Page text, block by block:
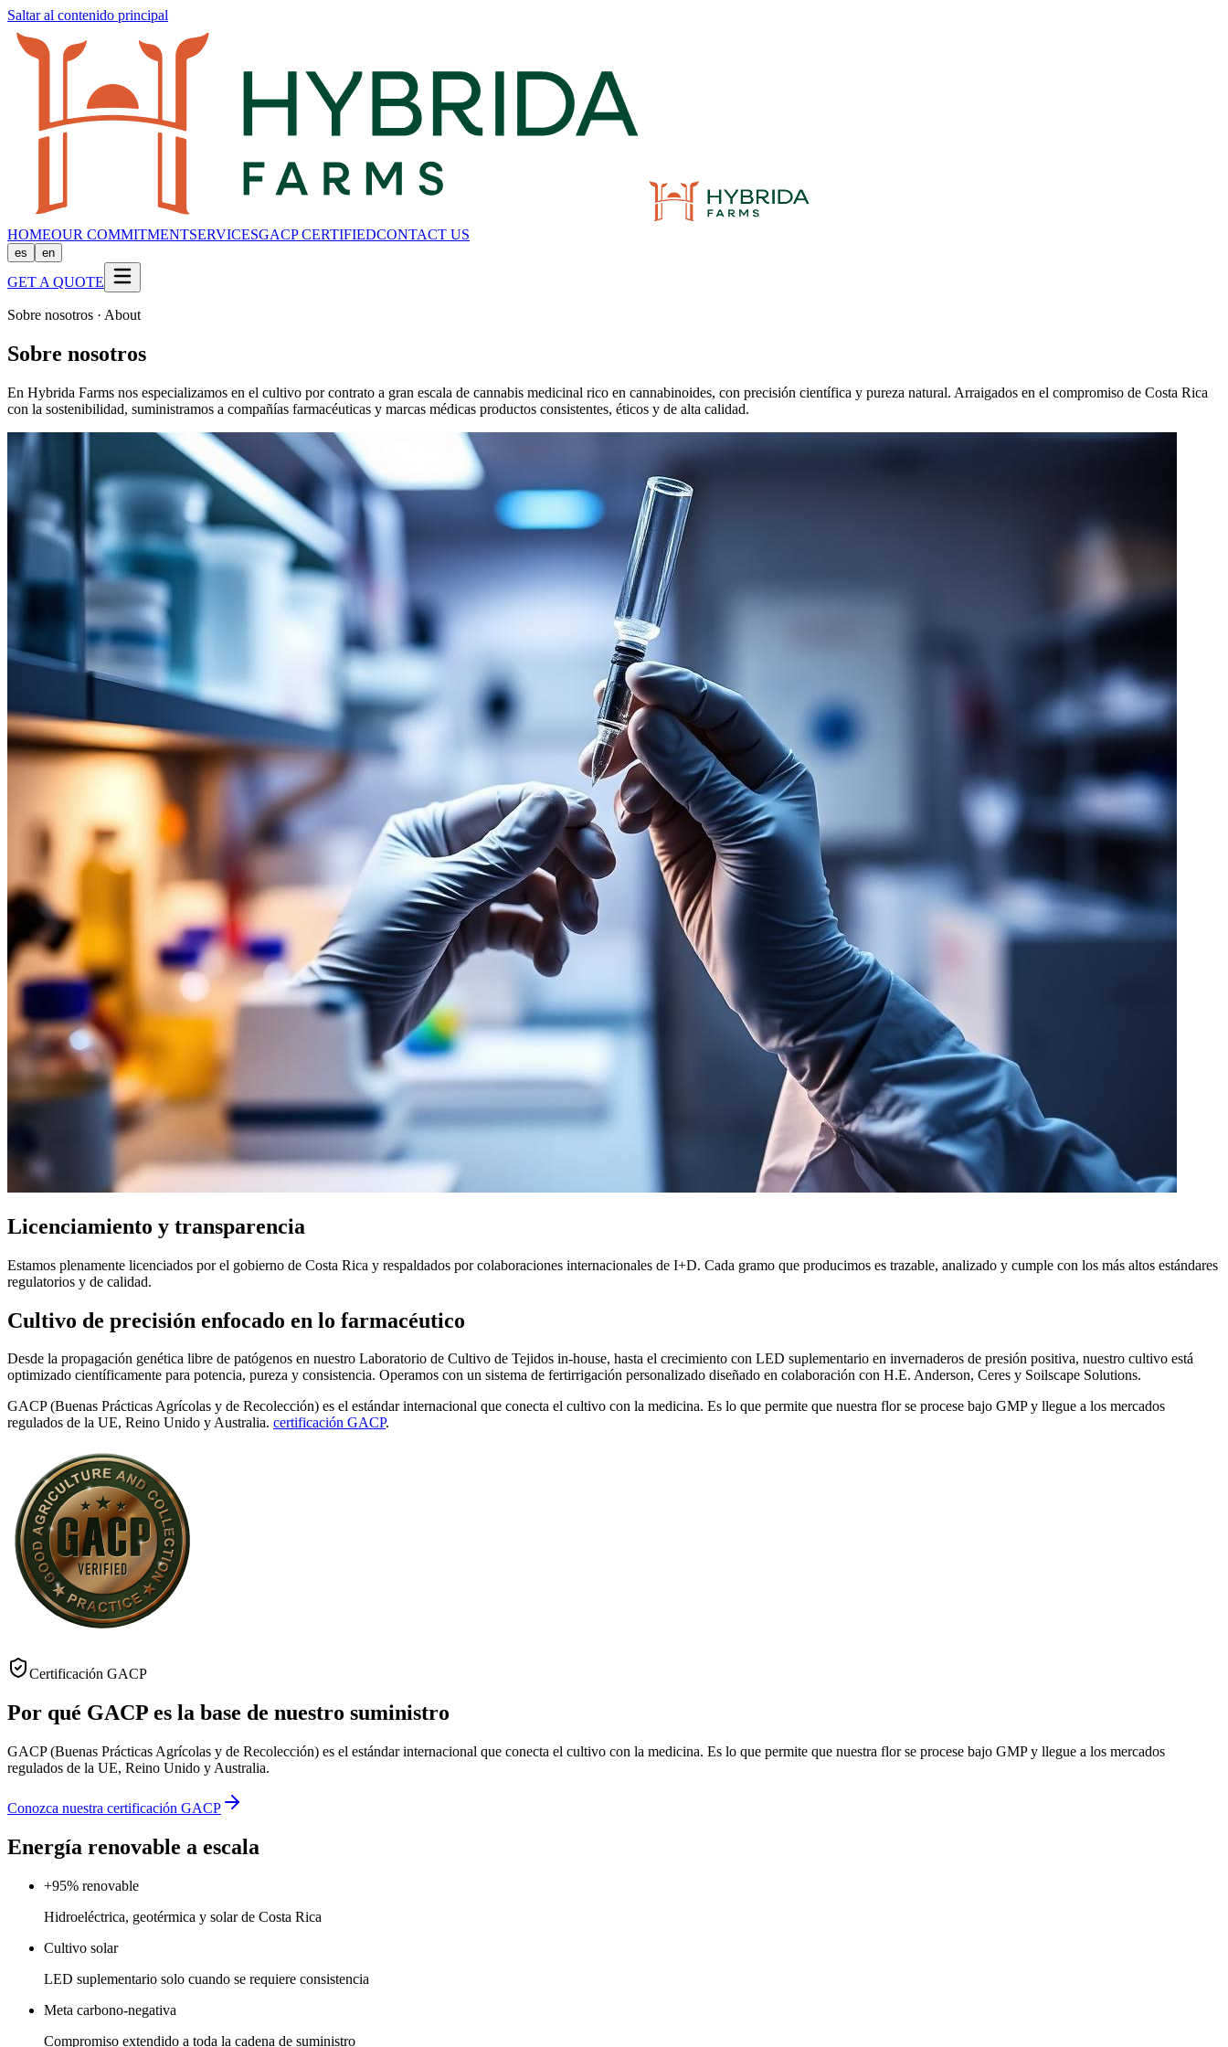
Saltar al contenido principal
HOMEOUR COMMITMENTSERVICESGACP CERTIFIEDCONTACT US
es en
GET A QUOTE
Sobre nosotros · About
Sobre nosotros
En Hybrida Farms nos especializamos en el cultivo por contrato a gran escala de cannabis medicinal rico en cannabinoides, con precisión científica y pureza natural. Arraigados en el compromiso de Costa Rica
con la sostenibilidad, suministramos a compañías farmacéuticas y marcas médicas productos consistentes, éticos y de alta calidad.
Licenciamiento y transparencia
Estamos plenamente licenciados por el gobierno de Costa Rica y respaldados por colaboraciones internacionales de I+D. Cada gramo que producimos es trazable, analizado y cumple con los más altos estándares
regulatorios y de calidad.
Cultivo de precisión enfocado en lo farmacéutico
Desde la propagación genética libre de patógenos en nuestro Laboratorio de Cultivo de Tejidos in-house, hasta el crecimiento con LED suplementario en invernaderos de presión positiva, nuestro cultivo está
optimizado científicamente para potencia, pureza y consistencia. Operamos con un sistema de fertirrigación personalizado diseñado en colaboración con H.E. Anderson, Ceres y Soilscape Solutions.
GACP (Buenas Prácticas Agrícolas y de Recolección) es el estándar internacional que conecta el cultivo con la medicina. Es lo que permite que nuestra flor se procese bajo GMP y llegue a los mercados
regulados de la UE, Reino Unido y Australia. certificación GACP.
Certificación GACP
Por qué GACP es la base de nuestro suministro
GACP (Buenas Prácticas Agrícolas y de Recolección) es el estándar internacional que conecta el cultivo con la medicina. Es lo que permite que nuestra flor se procese bajo GMP y llegue a los mercados
regulados de la UE, Reino Unido y Australia.
Conozca nuestra certificación GACP
Energía renovable a escala
+95% renovable
Hidroeléctrica, geotérmica y solar de Costa Rica
Cultivo solar
LED suplementario solo cuando se requiere consistencia
Meta carbono-negativa
Compromiso extendido a toda la cadena de suministro